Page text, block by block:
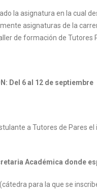
la asignatura en la cual
asignaturas de la
de formación de Tutores
Del 6 al 12 de septiembre
a Tutores de Pares
Académica donde
para la que se